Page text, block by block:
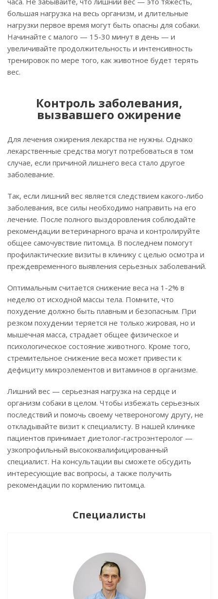
большая нагрузка на весь организм, и длительные
нагрузки первое время могут быть опасны для собаки.
Начинайте с малого — 15-30 минут в день — и
увеличивайте продолжительность и интенсивность
тренировок по мере того, как животное будет терять
вес.
Контроль заболевания,
вызвавшего ожирение
Для лечения ожирения лекарства не нужны. Однако
лекарственные средства могут потребоваться в том
случае, если причиной лишнего веса стало другое
заболевание.
Так, если лишний вес является следствием какого-либо
заболевания, все силы необходимо направить на его
лечение. После полного выздоровления соблюдайте
рекомендации ветеринарного врача и контролируйте
общее самочувствие питомца. В последнем помогут
профилактические визиты в клинику с целью осмотра и
преждевременного выявления серьезных заболеваний.
Оптимальным считается снижение веса на 1-2% в
неделю от исходной массы тела. Помните, что
похудение должно быть плавным и безопасным. При
резком похудении теряется не только жировая, но и
мышечная масса, страдает общее физическое и
психологическое состояние животного. Кроме того,
стремительное снижение веса может привести к
дефициту микроэлементов и витаминов в организме.
Лишний вес — серьезная нагрузка на сердце и
организм собаки в целом. Чтобы избежать серьезных
последствий и помочь своему четвероногому другу, не
откладывайте визит к специалисту. В нашей клинике
пациентов принимает диетолог-гастроэнтеролог —
узкопрофильный высококвалифицированный
специалист. На консультации вы сможете обсудить
интересующие вас вопросы, а также получить
рекомендации по кормлению питомца.
Специалисты